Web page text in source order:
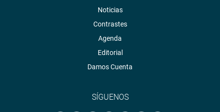
Noticias
Contrastes
Agenda
Editorial
Damos Cuenta
SÍGUENOS